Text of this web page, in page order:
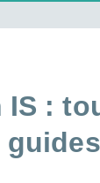
IS :